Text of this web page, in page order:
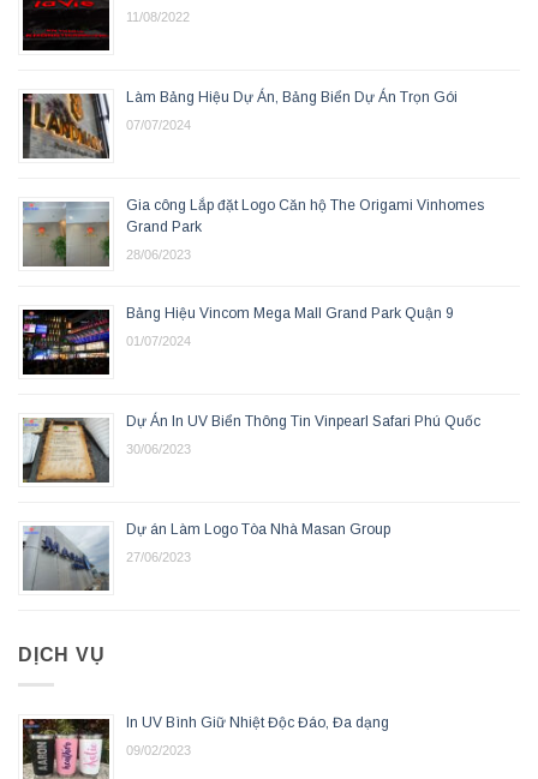
11/08/2022
Làm Bảng Hiệu Dự Án, Bảng Biển Dự Án Trọn Gói
07/07/2024
Gia công Lắp đặt Logo Căn hộ The Origami Vinhomes
Grand Park
28/06/2023
Bảng Hiệu Vincom Mega Mall Grand Park Quận 9
01/07/2024
Dự Án In UV Biển Thông Tin Vinpearl Safari Phú Quốc
30/06/2023
Dự án Làm Logo Tòa Nhà Masan Group
27/06/2023
DỊCH VỤ
In UV Bình Giữ Nhiệt Độc Đáo, Đa dạng
09/02/2023